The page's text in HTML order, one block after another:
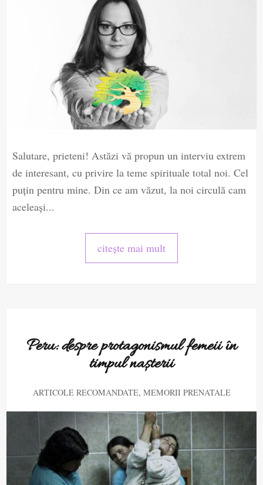
Salutare, prieteni! Astăzi vă propun un interviu extrem
de interesant, cu privire la teme spirituale total noi. Cel
puțin pentru mine. Din ce am văzut, la noi circulă cam
aceleași...
citește mai mult
Peru: despre protagonismul femeii în
timpul nașterii
ARTICOLE RECOMANDATE, MEMORII PRENATALE